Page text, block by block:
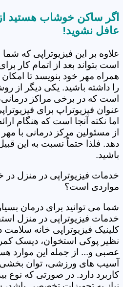
اگر ساکن خوشاب هستید
عافل نشوید!
علاوه بر این فیزیوتراپی که
است بتواند بعد از اتمام کار
همراه مهر خود بنویسد تا امکان
را داشته باشید. یکی دیگر از
است که در برخی مراکز
عنوان فیزیوتراپ برای
اما نکته آنجا است که هنگام
از مسئولین مرکز درمانی با
دهد. فلذا حتماً نسبت به این
باشید.
خدمات فیزیوتراپی در منزل
مواردی است؟
شما می توانید برای درمان
خدمات فیزیوتراپی در منزل
کلینیک فیزیوتراپی خانه سلامت
نظیر پوکی استخوان، دیسک
عصبی و... از جمله این موارد
آسیب های ورزشی، توان بخشی
کاربرد دارد. در صورتی که نوع